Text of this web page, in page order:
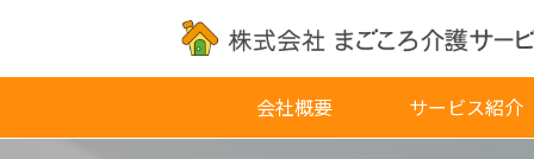
会社概要 サービス紹介